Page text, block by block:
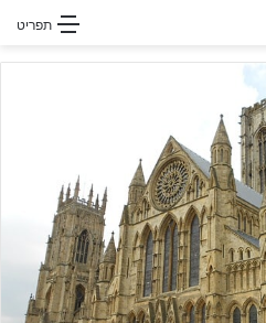
תפריט